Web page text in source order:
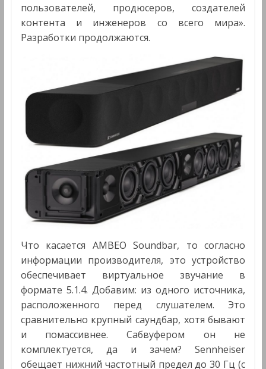
пользователей, продюсеров, создателей
контента и инженеров со всего мира».
Разработки продолжаются.
Что касается AMBEO Soundbar, то согласно
информации производителя, это устройство
обеспечивает виртуальное звучание в
формате 5.1.4. Добавим: из одного источника,
расположенного перед слушателем. Это
сравнительно крупный саундбар, хотя бывают
и помассивнее. Сабвуфером он не
комплектуется, да и зачем? Sennheiser
обещает нижний частотный предел до 30 Гц (с